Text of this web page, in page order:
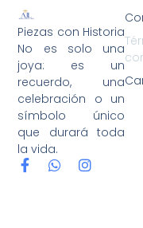
Piezas con Historia
No es solo una
joya: es un
recuerdo, una
celebración o un
símbolo único
que durará toda
la vida.